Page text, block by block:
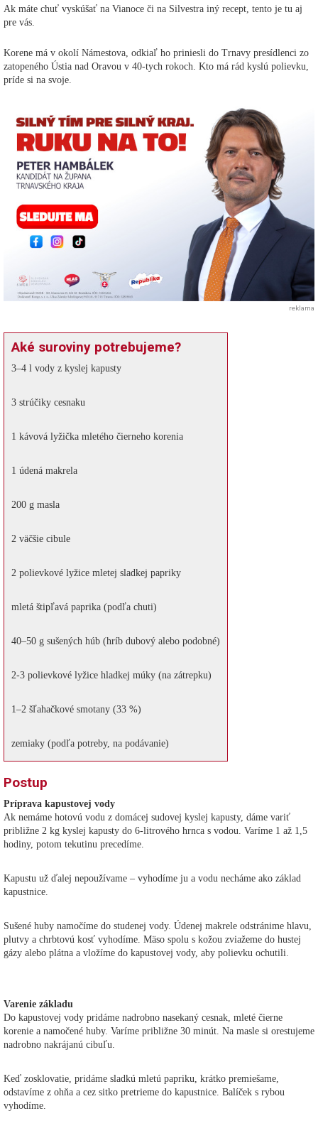
Ak máte chuť vyskúšať na Vianoce či na Silvestra iný recept, tento je tu aj
pre vás.
Korene má v okolí Námestova, odkiaľ ho priniesli do Trnavy presídlenci zo
zatopeného Ústia nad Oravou v 40-tych rokoch. Kto má rád kyslú polievku,
príde si na svoje.
reklama
Aké suroviny potrebujeme?
3–4 l vody z kyslej kapusty
3 strúčiky cesnaku
1 kávová lyžička mletého čierneho korenia
1 údená makrela
200 g masla
2 väčšie cibule
2 polievkové lyžice mletej sladkej papriky
mletá štipľavá paprika (podľa chuti)
40–50 g sušených húb (hríb dubový alebo podobné)
2-3 polievkové lyžice hladkej múky (na zátrepku)
1–2 šľahačkové smotany (33 %)
zemiaky (podľa potreby, na podávanie)
Postup
Príprava kapustovej vody
Ak nemáme hotovú vodu z domácej sudovej kyslej kapusty, dáme variť
približne 2 kg kyslej kapusty do 6-litrového hrnca s vodou. Varíme 1 až 1,5
hodiny, potom tekutinu precedíme.
Kapustu už ďalej nepoužívame – vyhodíme ju a vodu necháme ako základ
kapustnice.
Sušené huby namočíme do studenej vody. Údenej makrele odstránime hlavu,
plutvy a chrbtovú kosť vyhodíme. Mäso spolu s kožou zviažeme do hustej
gázy alebo plátna a vložíme do kapustovej vody, aby polievku ochutili.
Varenie základu
Do kapustovej vody pridáme nadrobno nasekaný cesnak, mleté čierne
korenie a namočené huby. Varíme približne 30 minút. Na masle si orestujeme
nadrobno nakrájanú cibuľu.
Keď zosklovatie, pridáme sladkú mletú papriku, krátko premiešame,
odstavíme z ohňa a cez sitko pretrieme do kapustnice. Balíček s rybou
vyhodíme.